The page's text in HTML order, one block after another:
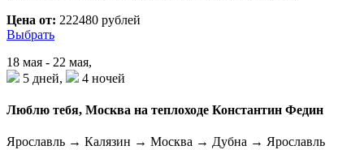
Цена от: 222480 рублей
Выбрать
18 мая - 22 мая,
5 дней,
4 ночей
Люблю тебя, Москва на теплоходе Константин Федин
Ярославль → Калязин → Москва → Дубна → Ярославль